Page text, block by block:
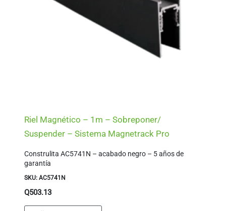
Riel Magnético – 1m – Sobreponer/
Suspender – Sistema Magnetrack Pro
Construlita AC5741N – acabado negro – 5 años de
garantía
SKU: AC5741N
Q503.13